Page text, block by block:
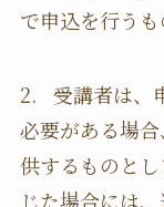
で申込を行うも
2. 受講者は、
必要がある場
供するものと
じた場合には